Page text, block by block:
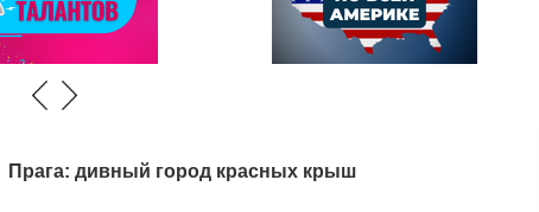
Прага: дивный город красных крыш